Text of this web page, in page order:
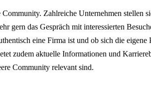
Zahlreiche Unternehmen stellen
gern das Gespräch mit interessierten
eine Firma ist und ob sich die
zudem aktuelle Informationen und
Community relevant sind.